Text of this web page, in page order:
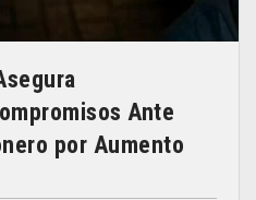
Ante
por Aumento